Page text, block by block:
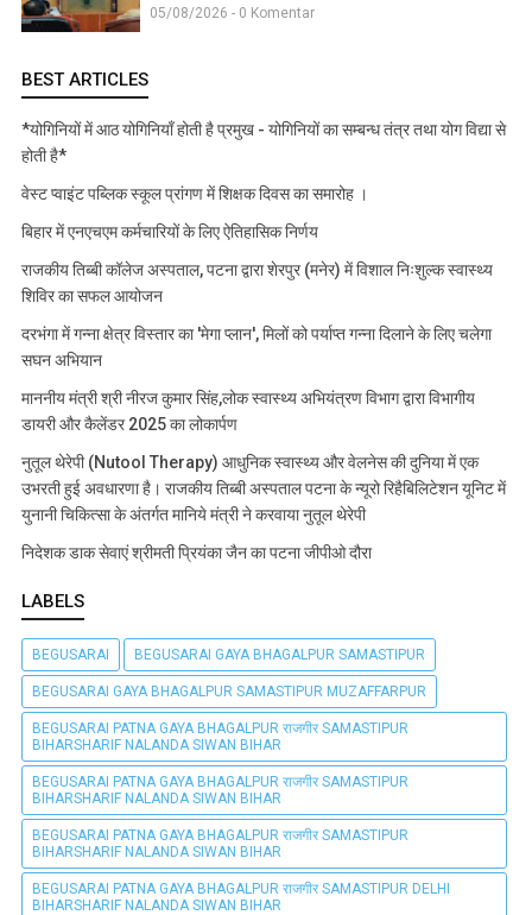
05/08/2026 - 0 Komentar
BEST ARTICLES
*योगिनियों में आठ योगिनियाँ होती है प्रमुख - योगिनियों का सम्बन्ध तंत्र तथा योग विद्या से
होती है*
वेस्ट प्वाइंट पब्लिक स्कूल प्रांगण में शिक्षक दिवस का समारोह ।
बिहार में एनएचएम कर्मचारियों के लिए ऐतिहासिक निर्णय
राजकीय तिब्बी कॉलेज अस्पताल, पटना द्वारा शेरपुर (मनेर) में विशाल निःशुल्क स्वास्थ्य
शिविर का सफल आयोजन
दरभंगा में गन्ना क्षेत्र विस्तार का 'मेगा प्लान', मिलों को पर्याप्त गन्ना दिलाने के लिए चलेगा
सघन अभियान
माननीय मंत्री श्री नीरज कुमार सिंह,लोक स्वास्थ्य अभियंत्रण विभाग द्वारा विभागीय
डायरी और कैलेंडर 2025 का लोकार्पण
नुतूल थेरेपी (Nutool Therapy) आधुनिक स्वास्थ्य और वेलनेस की दुनिया में एक
उभरती हुई अवधारणा है। राजकीय तिब्बी अस्पताल पटना के न्यूरो रिहैबिलिटेशन यूनिट में
युनानी चिकित्सा के अंतर्गत मानिये मंत्री ने करवाया नुतूल थेरेपी
निदेशक डाक सेवाएं श्रीमती प्रियंका जैन का पटना जीपीओ दौरा
LABELS
BEGUSARAI BEGUSARAI GAYA BHAGALPUR SAMASTIPUR
BEGUSARAI GAYA BHAGALPUR SAMASTIPUR MUZAFFARPUR
BEGUSARAI PATNA GAYA BHAGALPUR राजगीर SAMASTIPUR
BIHARSHARIF NALANDA SIWAN BIHAR
BEGUSARAI PATNA GAYA BHAGALPUR राजगीर SAMASTIPUR
BIHARSHARIF NALANDA SIWAN BIHAR
BEGUSARAI PATNA GAYA BHAGALPUR राजगीर SAMASTIPUR
BIHARSHARIF NALANDA SIWAN BIHAR
BEGUSARAI PATNA GAYA BHAGALPUR राजगीर SAMASTIPUR DELHI
BIHARSHARIF NALANDA SIWAN BIHAR